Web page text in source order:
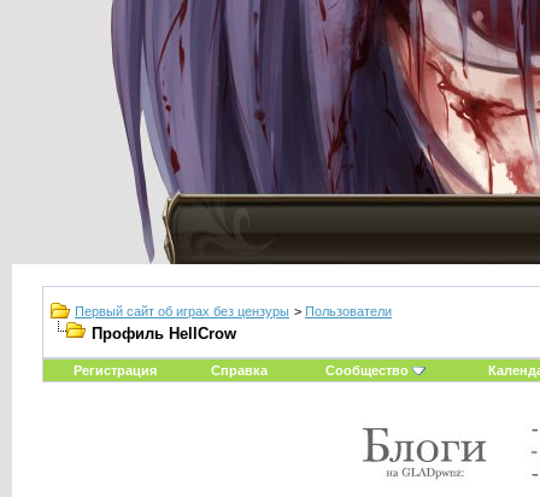
Первый сайт об играх без цензуры > Пользователи
Профиль HellCrow
Регистрация Справка Сообщество